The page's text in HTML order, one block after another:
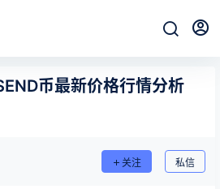
币最新价格行情分析
关注 私信